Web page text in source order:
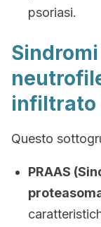
psoriasi.
infiltrato
Questo
PRAAS